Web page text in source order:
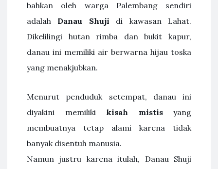
bahkan oleh warga Palembang sendiri
adalah Danau Shuji di kawasan Lahat.
Dikelilingi hutan rimba dan bukit kapur,
danau ini memiliki air berwarna hijau toska
yang menakjubkan.
Menurut penduduk setempat, danau ini
diyakini memiliki kisah mistisyang
membuatnya tetap alami karena tidak
banyak disentuh manusia.
Namun justru karena itulah, Danau Shuji